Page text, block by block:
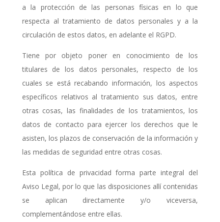
a la protección de las personas físicas en lo que
respecta al tratamiento de datos personales y a la
circulación de estos datos, en adelante el RGPD.
Tiene por objeto poner en conocimiento de los
titulares de los datos personales, respecto de los
cuales se está recabando información, los aspectos
específicos relativos al tratamiento sus datos, entre
otras cosas, las finalidades de los tratamientos, los
datos de contacto para ejercer los derechos que le
asisten, los plazos de conservación de la información y
las medidas de seguridad entre otras cosas.
Esta política de privacidad forma parte integral del
Aviso Legal, por lo que las disposiciones allí contenidas
se aplican directamente y/o viceversa,
complementándose entre ellas.